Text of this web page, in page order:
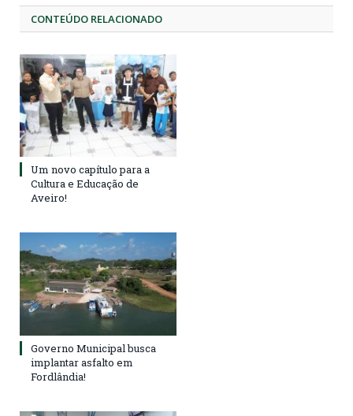
CONTEÚDO RELACIONADO
Um novo capítulo para a
Cultura e Educação de
Aveiro!
Governo Municipal busca
implantar asfalto em
Fordlândia!